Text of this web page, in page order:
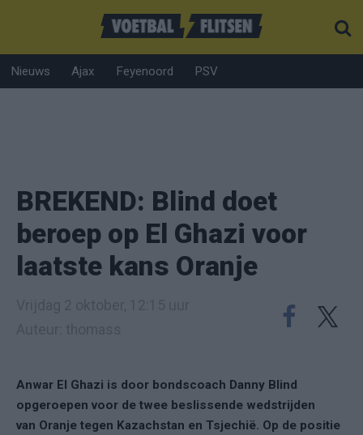
Nieuws Ajax Feyenoord PSV
BREKEND: Blind doet
beroep op El Ghazi voor
laatste kans Oranje
Anwar El Ghazi is door bondscoach Danny Blind
opgeroepen voor de twee beslissende wedstrijden
van Oranje tegen Kazachstan en Tsjechië. Op de positie